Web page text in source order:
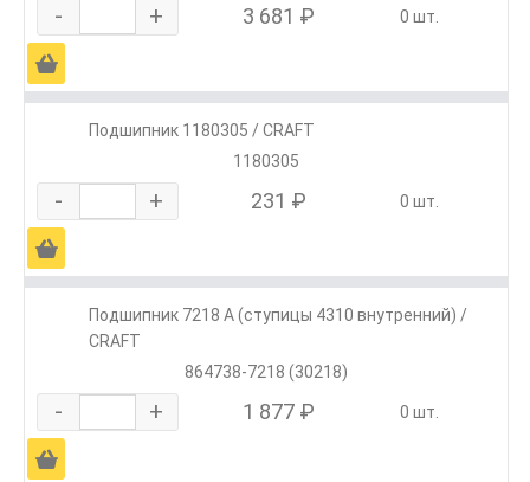
- + 3 681 ₽ 0 шт.
Ä
Подшипник 1180305 / CRAFT
1180305
- + 231 ₽ 0 шт.
Ä
Подшипник 7218 А (ступицы 4310 внутренний) /
CRAFT
864738-7218 (30218)
- + 1 877 ₽ 0 шт.
Ä